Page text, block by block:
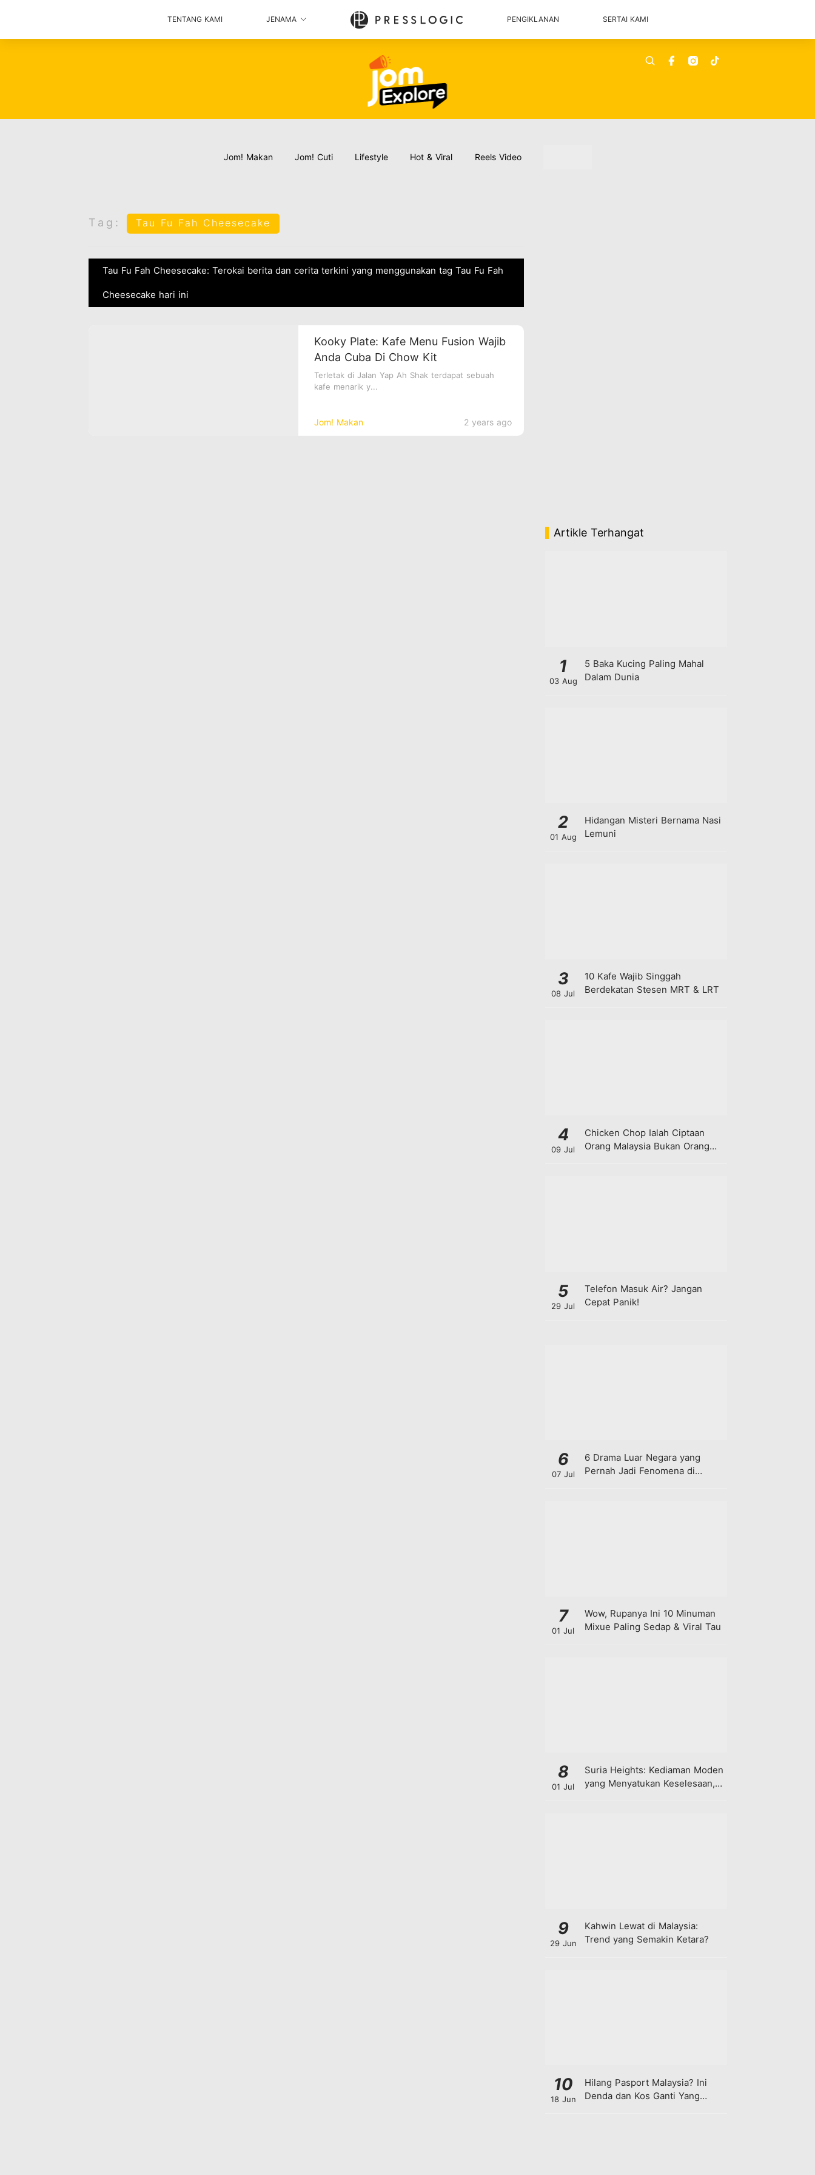
TENTANG KAMI JENAMA PENGIKLANAN SERTAI KAMI
Jom! Makan Jom! Cuti Lifestyle Hot & Viral Reels Video
Tag: Tau Fu Fah Cheesecake
Tau Fu Fah Cheesecake: Terokai berita dan cerita terkini yang menggunakan tag Tau Fu Fah
Cheesecake hari ini
Jom! Makan 2 years ago
Kooky Plate: Kafe Menu Fusion Wajib
Anda Cuba Di Chow Kit
Terletak di Jalan Yap Ah Shak terdapat sebuah
kafe menarik y...
Artikle Terhangat
1
03 Aug
5 Baka Kucing Paling Mahal
Dalam Dunia
2
01 Aug
Hidangan Misteri Bernama Nasi
Lemuni
3
08 Jul
10 Kafe Wajib Singgah
Berdekatan Stesen MRT & LRT
4
09 Jul
Chicken Chop Ialah Ciptaan
Orang Malaysia Bukan Orang
5
29 Jul
Telefon Masuk Air? Jangan
Cepat Panik!
6
07 Jul
6 Drama Luar Negara yang
Pernah Jadi Fenomena di
7
01 Jul
Wow, Rupanya Ini 10 Minuman
Mixue Paling Sedap & Viral Tau
8
01 Jul
Suria Heights: Kediaman Moden
yang Menyatukan Keselesaan,
9
29 Jun
Kahwin Lewat di Malaysia:
Trend yang Semakin Ketara?
10
18 Jun
Hilang Pasport Malaysia? Ini
Denda dan Kos Ganti Yang